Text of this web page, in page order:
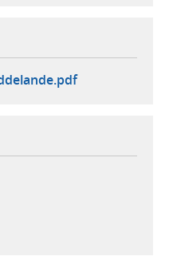
extern webbplats,
webbplats,
extern webbplats,